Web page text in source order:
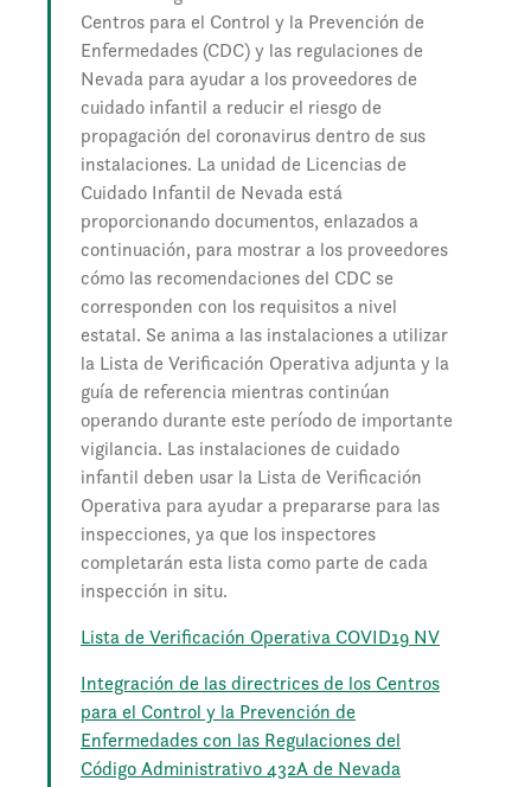
Centros para el Control y la Prevención de
Enfermedades (CDC) y las regulaciones de
Nevada para ayudar a los proveedores de
cuidado infantil a reducir el riesgo de
propagación del coronavirus dentro de sus
instalaciones. La unidad de Licencias de
Cuidado Infantil de Nevada está
proporcionando documentos, enlazados a
continuación, para mostrar a los proveedores
cómo las recomendaciones del CDC se
corresponden con los requisitos a nivel
estatal. Se anima a las instalaciones a utilizar
la Lista de Verificación Operativa adjunta y la
guía de referencia mientras continúan
operando durante este período de importante
vigilancia. Las instalaciones de cuidado
infantil deben usar la Lista de Verificación
Operativa para ayudar a prepararse para las
inspecciones, ya que los inspectores
completarán esta lista como parte de cada
inspección in situ.
Lista de Verificación Operativa COVID19 NV
Integración de las directrices de los Centros
para el Control y la Prevención de
Enfermedades con las Regulaciones del
Código Administrativo 432A de Nevada